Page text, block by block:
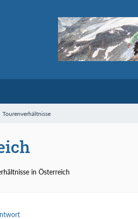
Tourenverhältnisse
in Österreich